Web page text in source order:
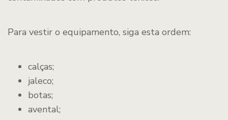
Para vestir o equipamento, siga esta ordem:
calças;
jaleco;
botas;
avental;